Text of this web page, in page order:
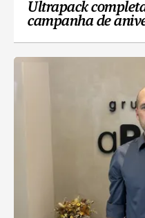
Ultrapack
campanha de